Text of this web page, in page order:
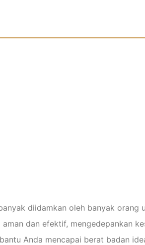
diidamkan oleh banyak
dan efektif, mengedepankan
Anda mencapai berat badan